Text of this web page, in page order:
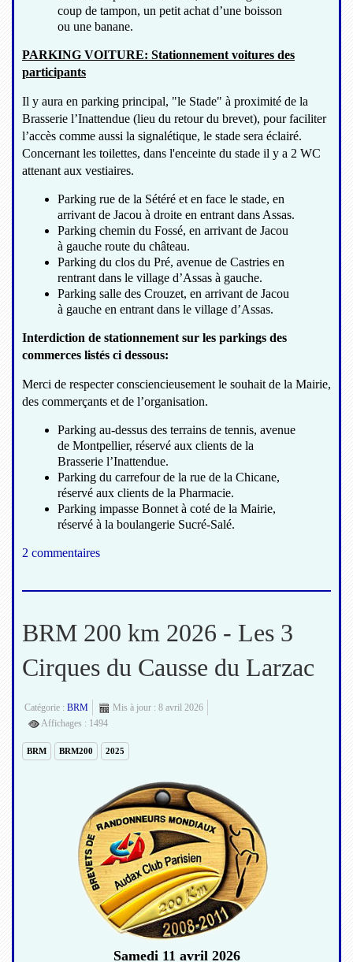
coup de tampon, un petit achat d’une boisson
ou une banane.
PARKING VOITURE: Stationnement voitures des
participants
Il y aura en parking principal, "le Stade" à proximité de la
Brasserie l’Inattendue (lieu du retour du brevet), pour faciliter
l’accès comme aussi la signalétique, le stade sera éclairé.
Concernant les toilettes, dans l'enceinte du stade il y a 2 WC
attenant aux vestiaires.
Parking rue de la Sétéré et en face le stade, en
arrivant de Jacou à droite en entrant dans Assas.
Parking chemin du Fossé, en arrivant de Jacou
à gauche route du château.
Parking du clos du Pré, avenue de Castries en
rentrant dans le village d’Assas à gauche.
Parking salle des Crouzet, en arrivant de Jacou
à gauche en entrant dans le village d’Assas.
Interdiction de stationnement sur les parkings des
commerces listés ci dessous:
Merci de respecter consciencieusement le souhait de la Mairie,
des commerçants et de l’organisation.
Parking au-dessus des terrains de tennis, avenue
de Montpellier, réservé aux clients de la
Brasserie l’Inattendue.
Parking du carrefour de la rue de la Chicane,
réservé aux clients de la Pharmacie.
Parking impasse Bonnet à coté de la Mairie,
réservé à la boulangerie Sucré-Salé.
2 commentaires
BRM 200 km 2026 - Les 3
Cirques du Causse du Larzac
Catégorie : BRM
Mis à jour : 8 avril 2026
Affichages : 1494
BRM BRM200 2025
Samedi 11 avril 2026